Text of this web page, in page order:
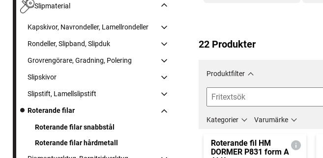
Slipmaterial
Kapskivor, Navrondeller, Lamellrondeller
Rondeller, Slipband, Slipduk
Grovrengörare, Gradning, Polering
Slipskivor
Slipstift, Lamellslipstift
Roterande filar
Roterande filar snabbstål
Roterande filar hårdmetall
22 Produkter
Produktfilter
Kategorier Varumärke
Roterande fil HM
DORMER P831 form A